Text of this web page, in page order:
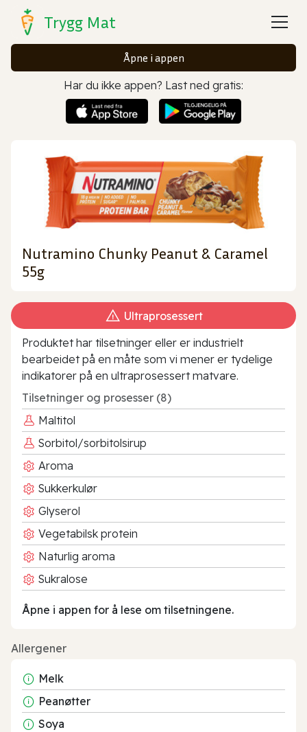
Trygg Mat
Åpne i appen
Har du ikke appen? Last ned gratis:
Nutramino Chunky Peanut & Caramel
55g
Ultraprosessert
Produktet har tilsetninger eller er industrielt
bearbeidet på en måte som vi mener er tydelige
indikatorer på en ultraprosessert matvare.
Tilsetninger og prosesser (8)
Maltitol
Sorbitol/sorbitolsirup
Aroma
Sukkerkulør
Glyserol
Vegetabilsk protein
Naturlig aroma
Sukralose
Åpne i appen for å lese om tilsetningene.
Allergener
Melk
Peanøtter
Soya